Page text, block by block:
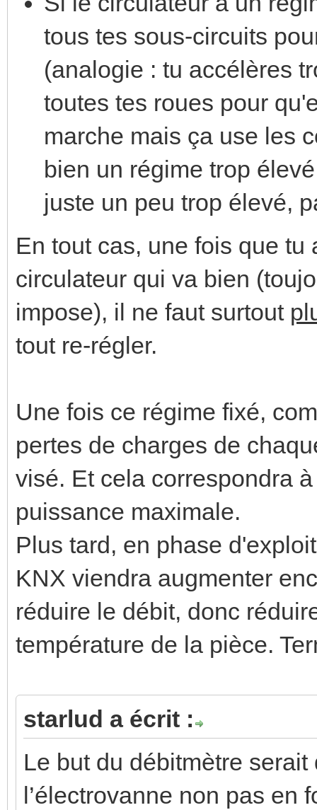
tous tes sous-circuits
(analogie : tu accélères
toutes tes roues pour
marche mais ça use les
bien un régime trop
juste un peu trop élevé,
En tout cas, une fois que
circulateur qui va bien
impose), il ne faut surtout
tout re-régler.
Une fois ce régime fixé,
pertes de charges de
visé. Et cela correspondra
puissance maximale.
Plus tard, en phase
KNX viendra augmenter
réduire le débit, donc
température de la pièce.
starlud a écrit :
Le but du débitmètre
l’électrovanne non pas en